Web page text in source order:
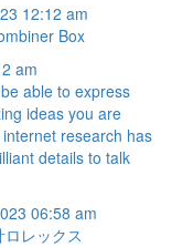
12:12 am
Box
am
able to express
ideas you are
research has
details to talk
06:58 am
レックス